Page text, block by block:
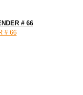
# 66